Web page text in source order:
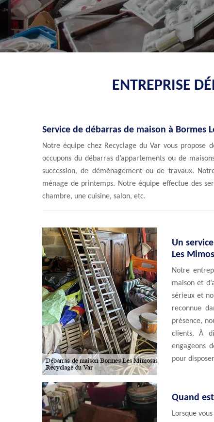
ENTREPRISE
Service de débarras de maison à Bormes
Notre équipe chez Recyclage du Var vous propose
occupons du débarras d’appartements ou de
succession, de déménagement ou de travaux.
ménage de printemps. Notre équipe effectue des
chambre, une cuisine, salon, etc.
Un
Les
Notre
maison et
sérieux et
reconnue
présence,
clients. À
engageons
pour
Quand
Lorsque